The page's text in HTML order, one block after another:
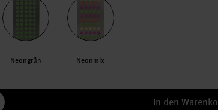
Neongrün Neonmix
In den